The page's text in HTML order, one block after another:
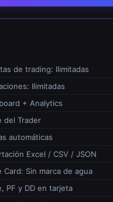
de trading: Ilimitadas
Ilimitadas
+ Analytics
del Trader
automáticas
Excel / CSV / JSON
Card: Sin marca de agua
PF y DD en tarjeta